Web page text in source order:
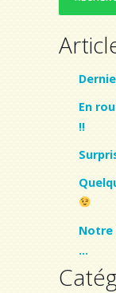
En
!!
Notre
…